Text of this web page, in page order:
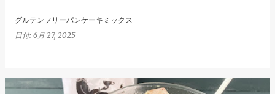
グルテンフリーパンケーキミックス
日付: 6月 27, 2025